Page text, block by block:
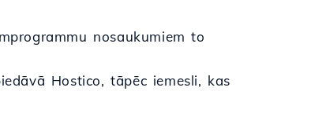
nosaukumiem to
Hostico, tāpēc iemesli, kas